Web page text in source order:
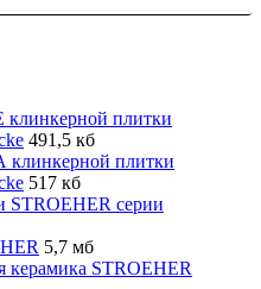
плитки
491,5 кб
плитки
517 кб
STROEHER серии
5,7 мб
керамика STROEHER